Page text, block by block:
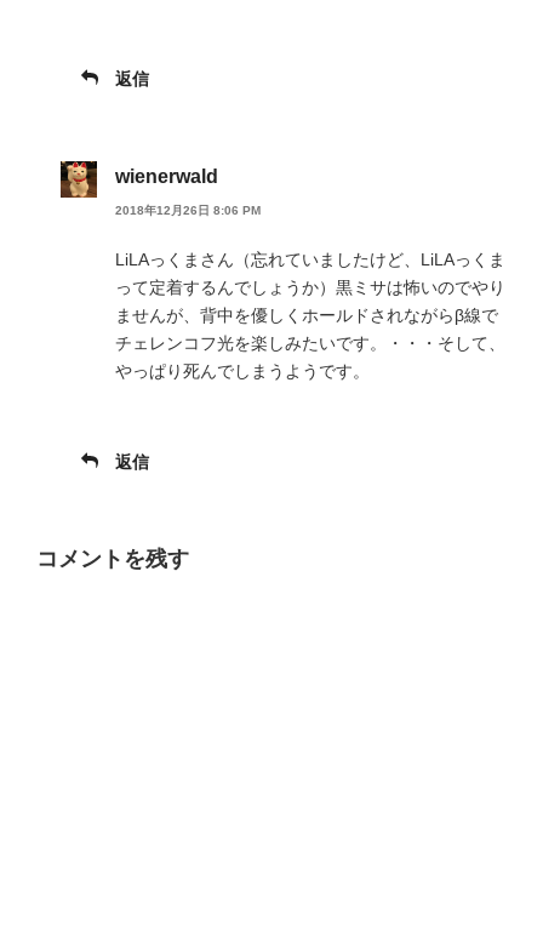
返信
wienerwald
2018年12月26日 8:06 PM
LiLAっくまさん（忘れていましたけど、LiLAっくま
って定着するんでしょうか）黒ミサは怖いのでやり
ませんが、背中を優しくホールドされながらβ線で
チェレンコフ光を楽しみたいです。・・・そして、
やっぱり死んでしまうようです。
返信
コメントを残す